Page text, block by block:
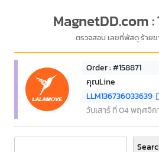
MagnetDD.com
ตรวจสอบ เลขที่พัสดุ ร้าย
Order : #158871
คุณLine
LLM136736033639
วันเสาร์ ที่ 04 พฤศจิก